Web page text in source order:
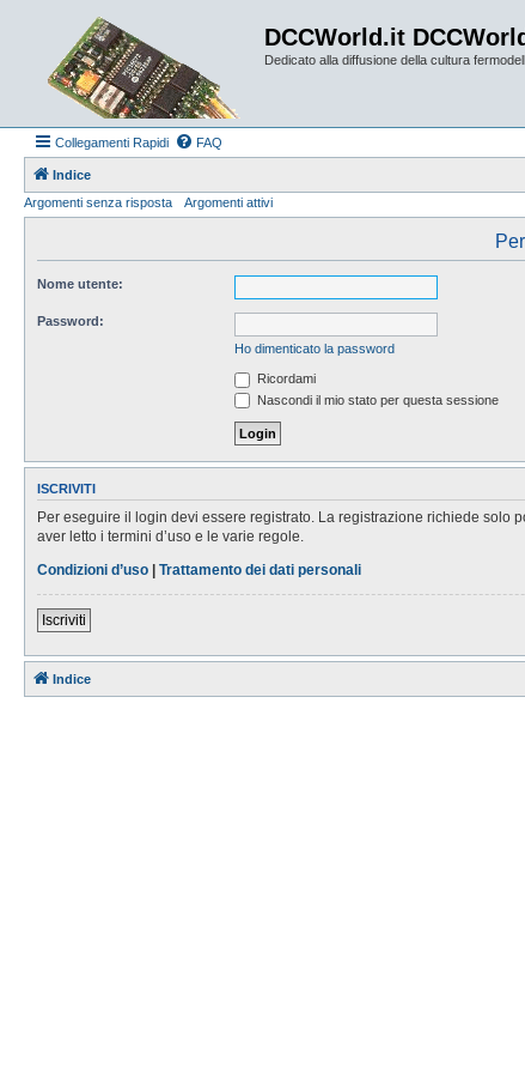
DCCWorld.it
Dedicato alla diffusione della cultura
Collegamenti Rapidi FAQ
Indice
Argomenti senza risposta
Argomenti attivi
Nome utente:
Password:
Ho dimenticato la password
Ricordami
Nascondi il mio stato per questa sessione
ISCRIVITI
Per eseguire il login devi essere registrato. La registrazione richiede solo
aver letto i termini d’uso e le varie regole.
Condizioni d’uso | Trattamento dei dati personali
Iscriviti
Indice